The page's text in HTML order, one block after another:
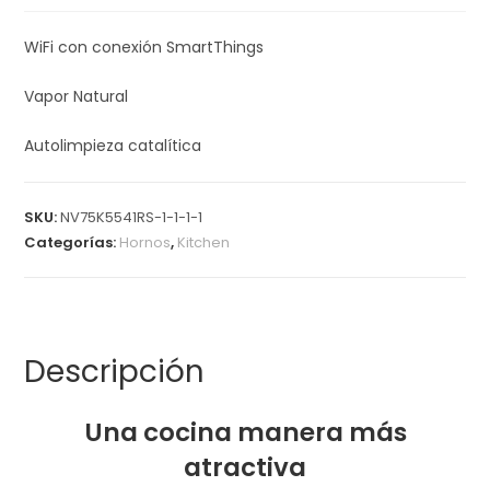
WiFi con conexión SmartThings
Vapor Natural
Autolimpieza catalítica
SKU:NV75K5541RS-1-1-1-1
Categorías: Hornos, Kitchen
Descripción
Una cocina manera más
atractiva